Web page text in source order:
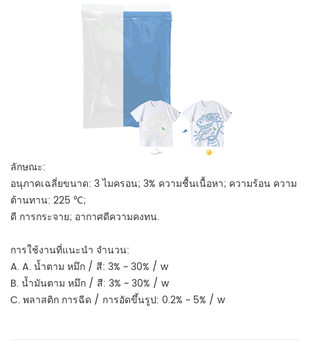
ลักษณะ:
อนุภาคเฉลี่ยขนาด: 3 ไมครอน; 3% ความชื้นเนื้อหา; ความร้อน ความ
ต้านทาน: 225 ℃;
ดี การกระจาย; อากาศดีความคงทน.
การใช้งานที่แนะนำ จำนวน:
A. A. น้ำตาม หมึก / สี: 3% ~ 30% / w
B. น้ำมันตาม หมึก / สี: 3% ~ 30% / w
C. พลาสติก การฉีด / การอัดขึ้นรูป: 0.2% ~ 5% / w